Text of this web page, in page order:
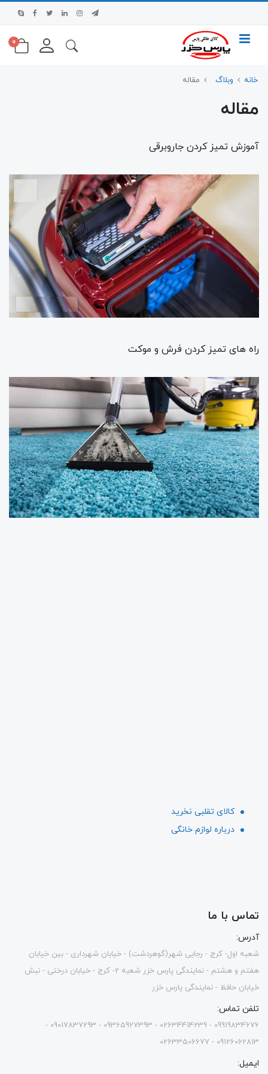
0
خانه وبلاگ مقاله
مقاله
آموزش تمیز کردن جاروبرقی
راه های تمیز کردن فرش و موکت
کالای تقلبی نخرید
درباره لوازم خانگی
تماس با ما
آدرس:
شعبه اول- کرج - رجایی شهر(گوهردشت) - خیابان شهرداری - بین خیابان
هفتم و هشتم - نمایندگی پارس خزر شعبه 2- کرج - خیابان درختی - نبش
خیابان حافظ - نمایندگی پارس خزر
تلفن تماس:
09919834676 - 02634414239 - 09365927393 - 09017837293 -
09126062813 - 02633506677
ایمیل: